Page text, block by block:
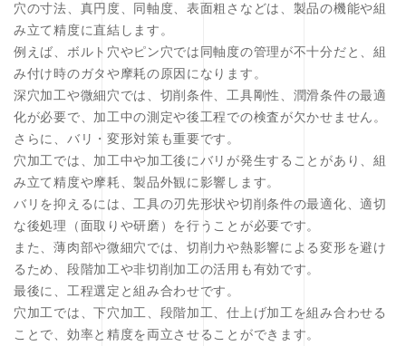
穴の寸法、真円度、同軸度、表面粗さなどは、製品の機能や組
み立て精度に直結します。
例えば、ボルト穴やピン穴では同軸度の管理が不十分だと、組
み付け時のガタや摩耗の原因になります。
深穴加工や微細穴では、切削条件、工具剛性、潤滑条件の最適
化が必要で、加工中の測定や後工程での検査が欠かせません。
さらに、バリ・変形対策も重要です。
穴加工では、加工中や加工後にバリが発生することがあり、組
み立て精度や摩耗、製品外観に影響します。
バリを抑えるには、工具の刃先形状や切削条件の最適化、適切
な後処理（面取りや研磨）を行うことが必要です。
また、薄肉部や微細穴では、切削力や熱影響による変形を避け
るため、段階加工や非切削加工の活用も有効です。
最後に、工程選定と組み合わせです。
穴加工では、下穴加工、段階加工、仕上げ加工を組み合わせる
ことで、効率と精度を両立させることができます。